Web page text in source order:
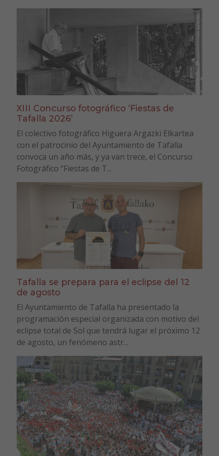
XIII Concurso fotográfico ‘Fiestas de
Tafalla 2026’
El colectivo fotográfico Higuera Argazki Elkartea
con el patrocinio del Ayuntamiento de Tafalla
convoca un año más, y ya van trece, el Concurso
Fotográfico “Fiestas de T...
Tafalla se prepara para el eclipse del 12
de agosto
El Ayuntamiento de Tafalla ha presentado la
programación especial organizada con motivo del
eclipse total de Sol que tendrá lugar el próximo 12
de agosto, un fenómeno astr...